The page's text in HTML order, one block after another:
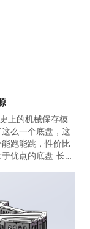
上的机械保存模
么一个底盘，这
跑能跳，性价比
优点的底盘 长度